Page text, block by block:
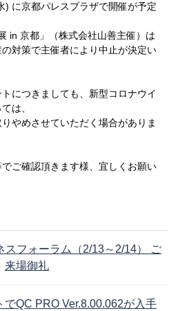
に京都パレスプラザで開催が予定
in 京都」（株式会社山善主催）は
対策で主催者により中止が決定い
につきましても、新型コロナウイ
は、
やめさせていただく場合がありま
ご確認頂きます様、宜しくお願い
スフォーラム（2/13～2/14） ご
来場御礼
QC PRO Ver.8.00.062が入手